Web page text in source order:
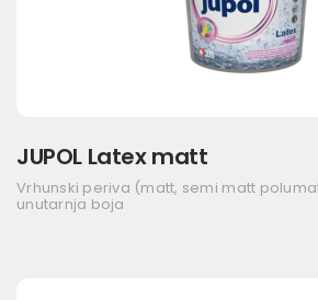
JUPOL Latex matt
Vrhunski periva (matt, semi matt
unutarnja boja